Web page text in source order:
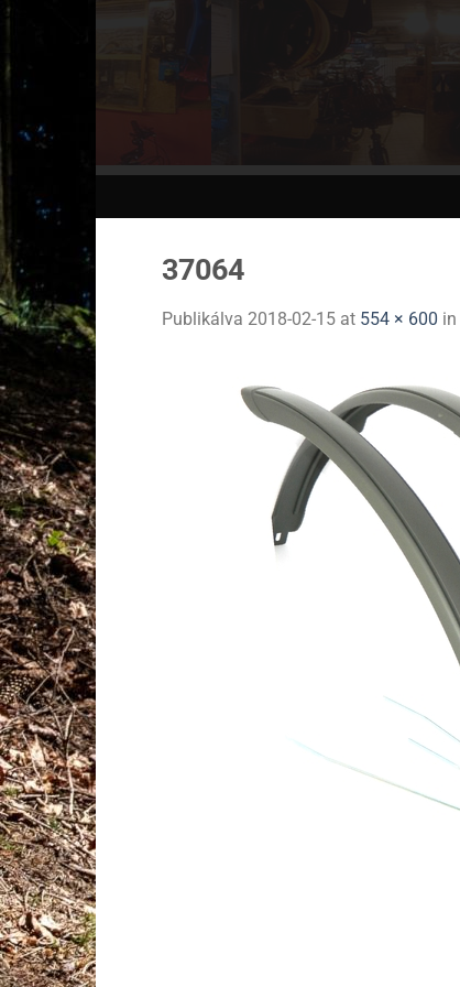
37064
Publikálva 2018-02-15 at 554 × 600 in